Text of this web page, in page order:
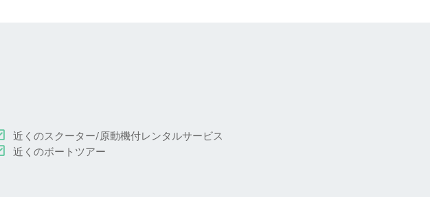
近くのスクーター/原動機付レンタルサービス
近くのボートツアー